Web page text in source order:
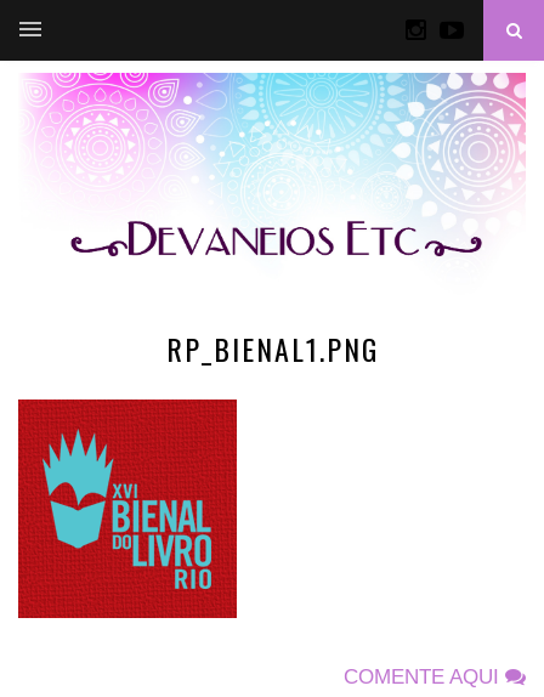
RP_BIENAL1.PNG
COMENTE AQUI